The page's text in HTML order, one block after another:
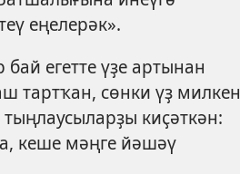
еңелерәк».
егетте үҙе артынан
тартҡан, сөнки үҙ милкен
киҫәткән:
кеше мәңге йәшәү